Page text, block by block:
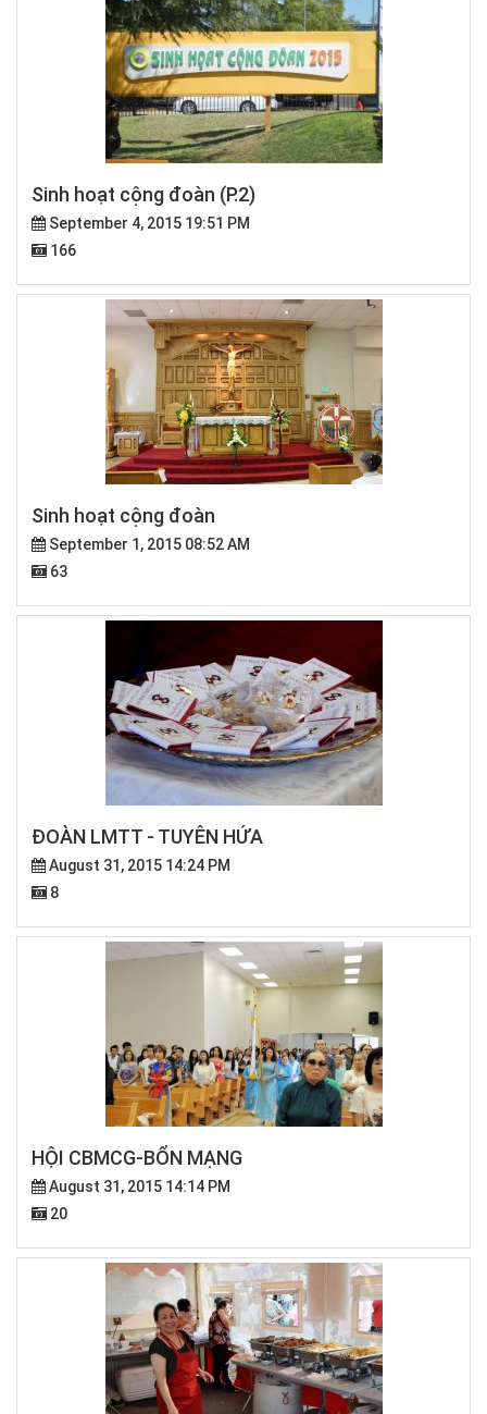
Sinh hoạt cộng đoàn (P.2)
September 4, 2015 19:51 PM
166
Sinh hoạt cộng đoàn
September 1, 2015 08:52 AM
63
ĐOÀN LMTT - TUYÊN HỨA
August 31, 2015 14:24 PM
8
HỘI CBMCG-BỔN MẠNG
August 31, 2015 14:14 PM
20